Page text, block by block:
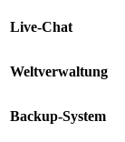
Live-Chat
Weltverwaltung
Backup-System